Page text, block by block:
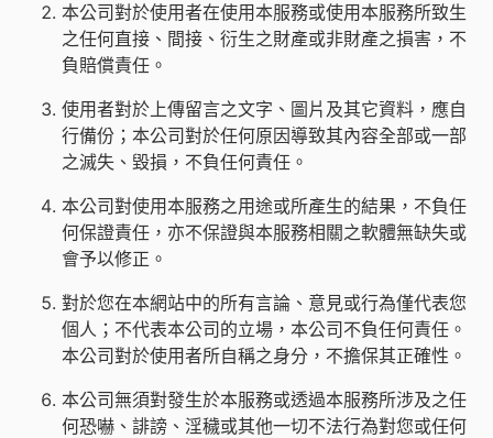
本公司對於使用者在使用本服務或使用本服務所致生
之任何直接、間接、衍生之財產或非財產之損害，不
負賠償責任。
使用者對於上傳留言之文字、圖片及其它資料，應自
行備份；本公司對於任何原因導致其內容全部或一部
之滅失、毀損，不負任何責任。
本公司對使用本服務之用途或所產生的結果，不負任
何保證責任，亦不保證與本服務相關之軟體無缺失或
會予以修正。
對於您在本網站中的所有言論、意見或行為僅代表您
個人；不代表本公司的立場，本公司不負任何責任。
本公司對於使用者所自稱之身分，不擔保其正確性。
本公司無須對發生於本服務或透過本服務所涉及之任
何恐嚇、誹謗、淫穢或其他一切不法行為對您或任何